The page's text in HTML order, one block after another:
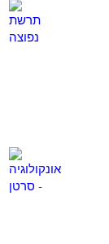
תרשת נפוצה
לחץ
כאן
אונקולוגיה - סרטן
לחץ
כאן